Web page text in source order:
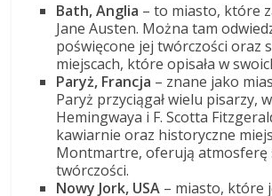
Bath, Anglia – to miasto, które
Jane Austen. Można tam
poświęcone jej twórczości oraz
miejscach, które opisała w
Paryż, Francja – znane jako
Paryż przyciągał wielu pisarzy,
Hemingwaya i F. Scotta
kawiarnie oraz historyczne
Montmartre, oferują atmosferę
twórczości.
Nowy Jork, USA – miasto, które